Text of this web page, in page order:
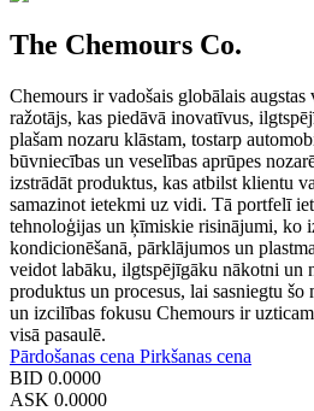
The Chemours Co.
Chemours ir vadošais globālais
ražotājs, kas piedāvā inovatīvus,
plašam nozaru klāstam, tostarp
būvniecības un veselības aprūpes
izstrādāt produktus, kas atbilst klientu
samazinot ietekmi uz vidi. Tā portfelī
tehnoloģijas un ķīmiskie risinājumi, ko
kondicionēšanā, pārklājumos un
veidot labāku, ilgtspējīgāku nākotni un
produktus un procesus, lai sasniegtu
un izcilības fokusu Chemours ir
visā pasaulē.
Pārdošanas cena Pirkšanas cena
BID 0.0000
ASK 0.0000